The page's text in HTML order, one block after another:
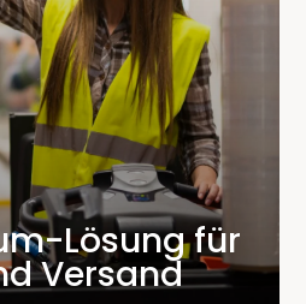
Lösung für
Versand
Schnell,
professionell.
Ihre Logistik
Sie uns noch
Angebot!
Lösungen setzen
der Versand- und
Runge Lager & Logistik – Ihr
Erfolg.